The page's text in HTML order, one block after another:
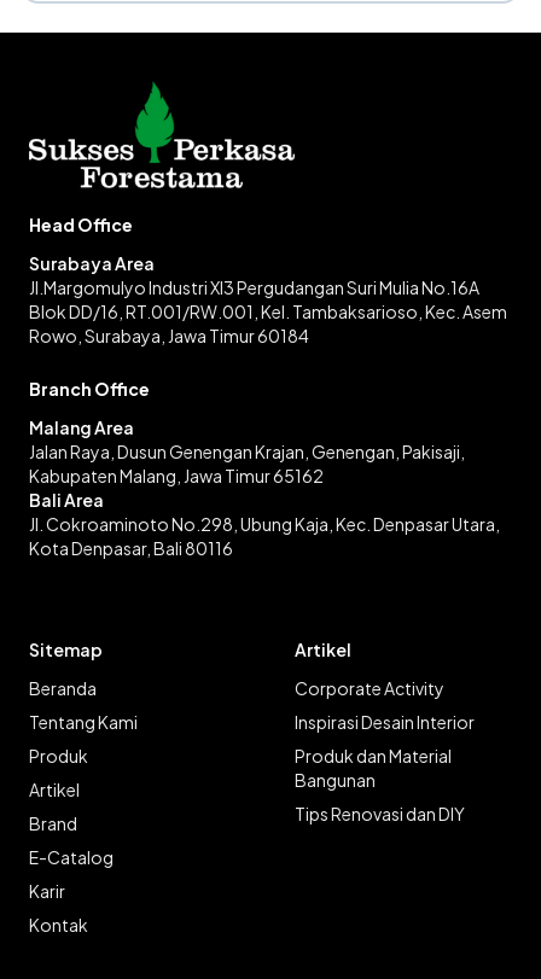
Head Office
Surabaya Area
Jl.Margomulyo Industri XI3 Pergudangan Suri Mulia No.16A
Blok DD/16, RT.001/RW.001, Kel. Tambaksarioso, Kec. Asem
Rowo, Surabaya, Jawa Timur 60184
Branch Office
Malang Area
Jalan Raya, Dusun Genengan Krajan, Genengan, Pakisaji,
Kabupaten Malang, Jawa Timur 65162
Bali Area
Jl. Cokroaminoto No.298, Ubung Kaja, Kec. Denpasar Utara,
Kota Denpasar, Bali 80116
Sitemap
Beranda
Tentang Kami
Produk
Artikel
Brand
E-Catalog
Karir
Kontak
Artikel
Corporate Activity
Inspirasi Desain Interior
Produk dan Material
Bangunan
Tips Renovasi dan DIY